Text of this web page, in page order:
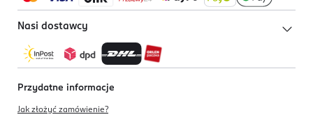
Nasi dostawcy
Przydatne informacje
Jak złożyć zamówienie?